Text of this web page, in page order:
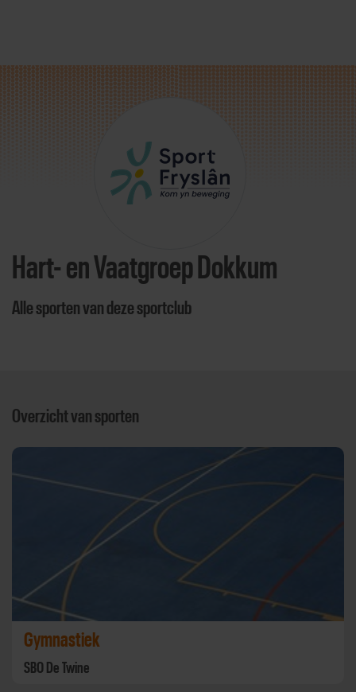
Hart- en Vaatgroep Dokkum
Alle sporten van deze sportclub
Overzicht van sporten
Gymnastiek
SBO De Twine